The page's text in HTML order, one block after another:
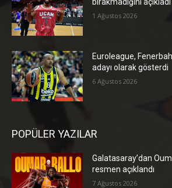
1 Ağustos 2026
Euroleague,
adayı olarak gösterdi
6 Ağustos 2026
POPÜLER YAZILAR
Galatasaray’dan
resmen açıklandı
7 Ağustos 2026